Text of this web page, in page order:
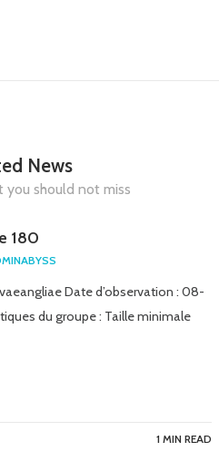
News
should not miss
180
Date d’observation : 08-
du groupe : Taille minimale
1 MIN READ